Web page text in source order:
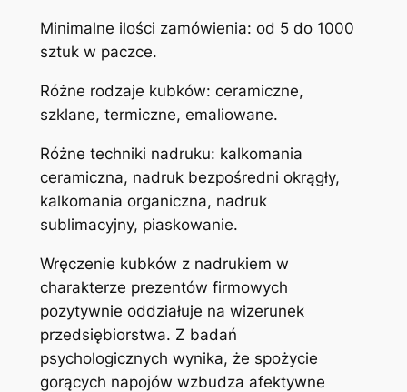
Minimalne ilości zamówienia: od 5 do 1000
sztuk w paczce.
Różne rodzaje kubków: ceramiczne,
szklane, termiczne, emaliowane.
Różne techniki nadruku: kalkomania
ceramiczna, nadruk bezpośredni okrągły,
kalkomania organiczna, nadruk
sublimacyjny, piaskowanie.
Wręczenie kubków z nadrukiem w
charakterze prezentów firmowych
pozytywnie oddziałuje na wizerunek
przedsiębiorstwa. Z badań
psychologicznych wynika, że spożycie
gorących napojów wzbudza afektywne